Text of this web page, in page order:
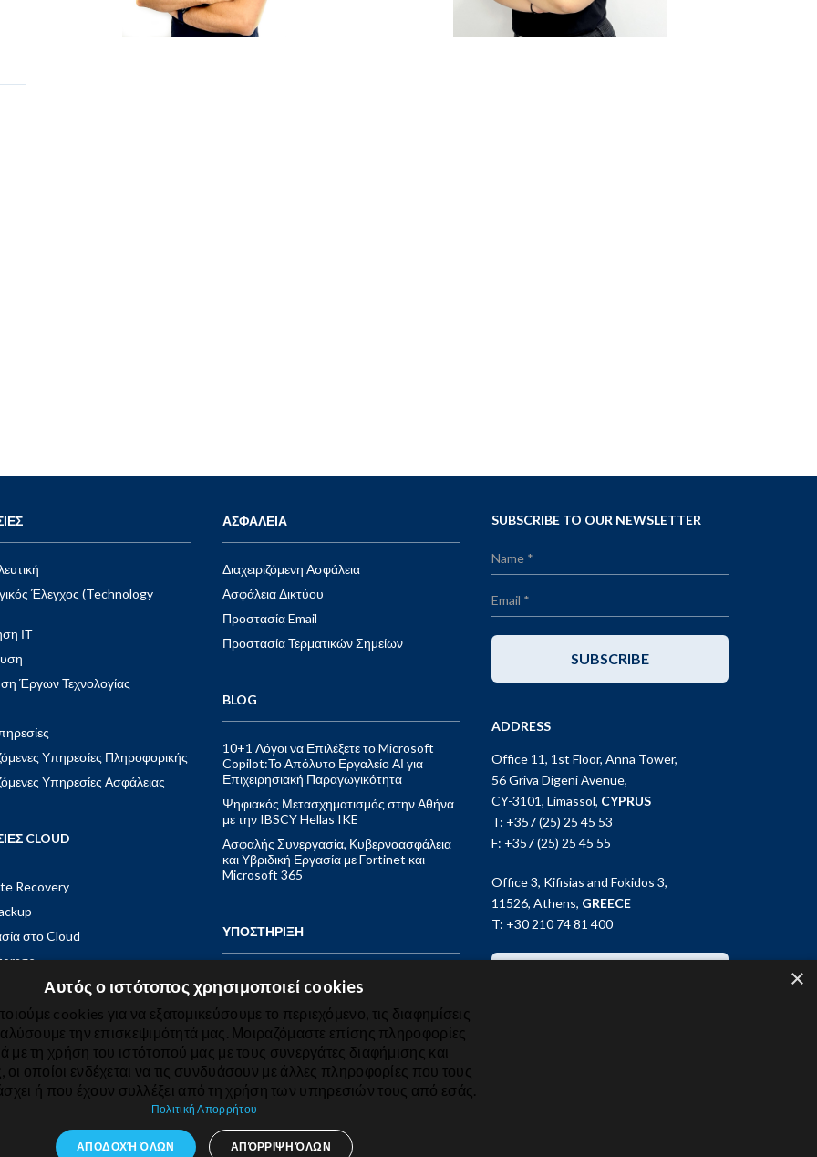
ICT, ενώ συμμετέχει και σε διοικητικά
συμβούλια διαφόρων οργανισμών.
τιμολογίων πωλήσεων, τη διατήρηση και
ενημέρωση των αρχείων πωλήσεων και
Έλεγχος (Technology
ΙΤ
Έργων Τεχνολογίας
Υπηρεσίες Πληροφορικής
Υπηρεσίες Ασφάλειας
CLOUD
Recovery
στο Cloud
Azure
365
ΑΣΦΑΛΕΙΑ
Διαχειριζόμενη Ασφάλεια
Ασφάλεια Δικτύου
Προστασία Email
Προστασία Τερματικών Σημείων
BLOG
10+1 Λόγοι να Επιλέξετε το Microsoft
Copilot:Το Απόλυτο Εργαλείο ΑΙ για
Επιχειρησιακή Παραγωγικότητα
Ψηφιακός Μετασχηματισμός στην Αθήνα
με την IBSCY Hellas IKE
Ασφαλής Συνεργασία, Κυβερνοασφάλεια
και Υβριδική Εργασία με Fortinet και
Microsoft 365
ΥΠΟΣΤΗΡΙΞΗ
ΕΠΙΚΟΙΝΩΝΙΑ
IBS CLOUD BUNDLE
SUBSCRIBE TO OUR NEWSLETTER
SUBSCRIBE
ADDRESS
Office 11, 1st Floor, Anna Tower,
56 Griva Digeni Avenue,
CY-3101, Limassol, CYPRUS
T: +357 (25) 25 45 53
F: +357 (25) 25 45 55
Office 3, Kifisias and Fokidos 3,
11526, Athens, GREECE
T: +30 210 74 81 400
×
Αυτός ο ιστότοπος χρησιμοποιεί cookies
cookies για να εξατομικεύσουμε το περιεχόμενο, τις διαφημίσεις
την επισκεψιμότητά μας. Μοιραζόμαστε επίσης πληροφορίες
με τη χρήση του ιστότοπού μας με τους συνεργάτες διαφήμισης και
οι οποίοι ενδέχεται να τις συνδυάσουν με άλλες πληροφορίες που τους
ή που έχουν συλλέξει από τη χρήση των υπηρεσιών τους από εσάς.
Πολιτική Απορρήτου
ΑΠΟΔΟΧΉ ΌΛΩΝ ΑΠΌΡΡΙΨΗ ΌΛΩΝ